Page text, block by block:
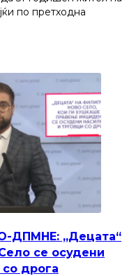
по претходна
ДПМНЕ: „Децата“
се осудени
дрога